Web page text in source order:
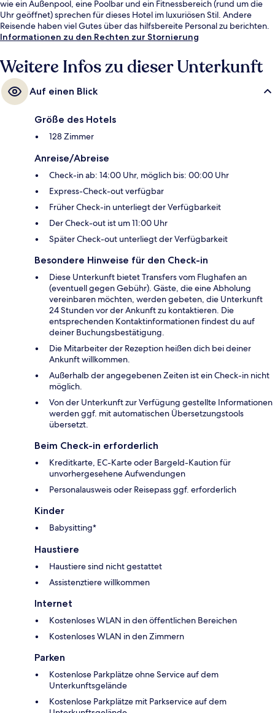
wie ein Außenpool, eine Poolbar und ein Fitnessbereich (rund um die
Uhr geöffnet) sprechen für dieses Hotel im luxuriösen Stil. Andere
Reisende haben viel Gutes über das hilfsbereite Personal zu berichten.
Informationen zu den Rechten zur Stornierung
Weitere Infos zu dieser Unterkunft
Auf einen Blick
Größe des Hotels
128 Zimmer
Anreise/Abreise
Check-in ab: 14:00 Uhr, möglich bis: 00:00 Uhr
Express-Check-out verfügbar
Früher Check-in unterliegt der Verfügbarkeit
Der Check-out ist um 11:00 Uhr
Später Check-out unterliegt der Verfügbarkeit
Besondere Hinweise für den Check-in
Diese Unterkunft bietet Transfers vom Flughafen an
(eventuell gegen Gebühr). Gäste, die eine Abholung
vereinbaren möchten, werden gebeten, die Unterkunft
24 Stunden vor der Ankunft zu kontaktieren. Die
entsprechenden Kontaktinformationen findest du auf
deiner Buchungsbestätigung.
Die Mitarbeiter der Rezeption heißen dich bei deiner
Ankunft willkommen.
Außerhalb der angegebenen Zeiten ist ein Check-in nicht
möglich.
Von der Unterkunft zur Verfügung gestellte Informationen
werden ggf. mit automatischen Übersetzungstools
übersetzt.
Beim Check-in erforderlich
Kreditkarte, EC-Karte oder Bargeld-Kaution für
unvorhergesehene Aufwendungen
Personalausweis oder Reisepass ggf. erforderlich
Kinder
Babysitting*
Haustiere
Haustiere sind nicht gestattet
Assistenztiere willkommen
Internet
Kostenloses WLAN in den öffentlichen Bereichen
Kostenloses WLAN in den Zimmern
Parken
Kostenlose Parkplätze ohne Service auf dem
Unterkunftsgelände
Kostenlose Parkplätze mit Parkservice auf dem